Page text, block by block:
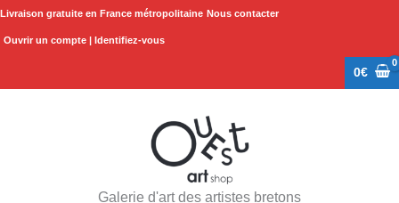
Aller
Livraison gratuite en France métropolitaine Nous contacter
Ouvrir un compte | Identifiez-vous
0€
Galerie d'art des artistes bretons